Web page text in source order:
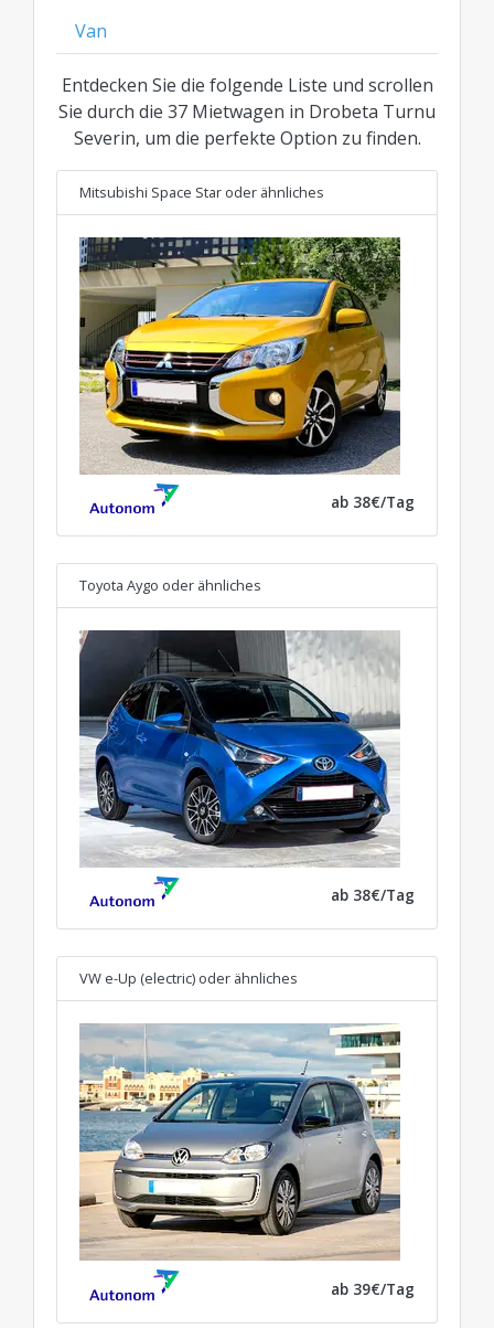
Van
Entdecken Sie die folgende Liste und scrollen
Sie durch die 37 Mietwagen in Drobeta Turnu
Severin, um die perfekte Option zu finden.
Mitsubishi Space Star oder ähnliches
ab 38€/Tag
Toyota Aygo oder ähnliches
ab 38€/Tag
VW e-Up (electric) oder ähnliches
ab 39€/Tag